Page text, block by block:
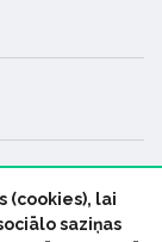
(cookies), lai
saziņas